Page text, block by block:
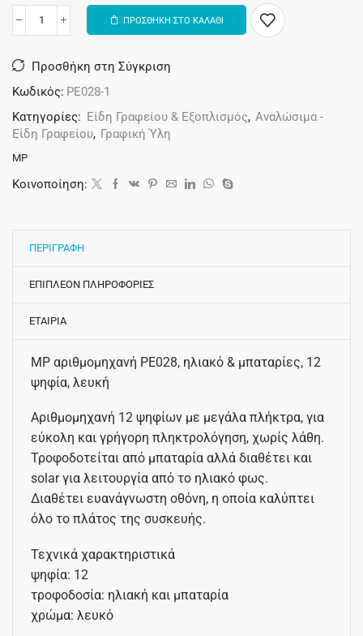
ΠΡΟΣΘΗΚΗ ΣΤΟ ΚΑΛΑΘΙ
Προσθήκη στη Σύγκριση
Κωδικός: PE028-1
Κατηγορίες: Είδη Γραφείου & Εξοπλισμός, Αναλώσιμα -
Είδη Γραφείου, Γραφική Ύλη
MP
Κοινοποίηση:
ΠΕΡΙΓΡΑΦΗ
ΕΠΙΠΛΕΟΝ ΠΛΗΡΟΦΟΡΙΕΣ
ΕΤΑΙΡΙΑ
MP αριθμομηχανή PE028, ηλιακό & μπαταρίες, 12
ψηφία, λευκή
Αριθμομηχανή 12 ψηφίων με μεγάλα πλήκτρα, για
εύκολη και γρήγορη πληκτρολόγηση, χωρίς λάθη.
Τροφοδοτείται από μπαταρία αλλά διαθέτει και
solar για λειτουργία από το ηλιακό φως.
Διαθέτει ευανάγνωστη οθόνη, η οποία καλύπτει
όλο το πλάτος της συσκευής.
Τεχνικά χαρακτηριστικά
ψηφία: 12
τροφοδοσία: ηλιακή και μπαταρία
χρώμα: λευκό